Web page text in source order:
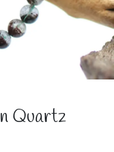
Quartz